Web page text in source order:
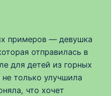
примеров — девушка
отправилась в
для детей из горных
только улучшила
что хочет